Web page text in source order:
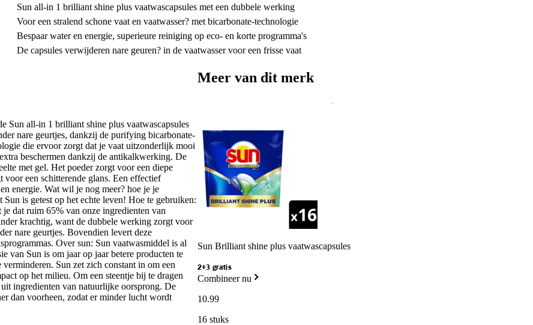
Sun all-in 1 brilliant shine plus vaatwascapsules met een dubbele werking
Voor een stralend schone vaat en vaatwasser? met bicarbonate-technologie
Bespaar water en energie, superieure reiniging op eco- en korte programma's
De capsules verwijderen nare geuren? in de vaatwasser voor een frisse vaat
Sun all-in 1 brilliant shine plus vaatwascapsules
nare geurtjes, dankzij de purifying bicarbonate-
die ervoor zorgt dat je vaat uitzonderlijk mooi
beschermen dankzij de antikalkwerking. De
met gel. Het poeder zorgt voor een diepe
een schitterende glans. Een effectief
energie. Wat wil je nog meer? hoe je je
is getest op het echte leven! Hoe te gebruiken:
dat ruim 65% van onze ingredienten van
krachtig, want de dubbele werking zorgt voor
nare geurtjes. Bovendien levert deze
Over sun: Sun vaatwasmiddel is al
van Sun is om jaar op jaar betere producten te
Sun zet zich constant in om een
op het milieu. Om een steentje bij te dragen
ingredienten van natuurlijke oorsprong. De
dan voorheen, zodat er minder lucht wordt
Meer van dit merk
Sun Brilliant shine plus vaatwascapsules
2+3 gratis
Combineer nu
10.99
16 stuks